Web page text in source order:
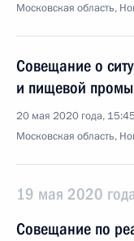
Московская область,
Совещание о
и пищевой
20 мая 2020 года, 15:45
Московская область,
19 мая 2020
Совещание по